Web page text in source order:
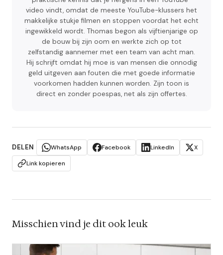
video vindt, omdat de meeste YouTube-klussers het
makkelijke stukje filmen en stoppen voordat het echt
ingewikkeld wordt. Thomas begon als vijftienjarige op
de bouw bij zijn oom en werkte zich op tot
zelfstandig aannemer met een team van acht man.
Hij schrijft omdat hij moe is van mensen die onnodig
geld uitgeven aan fouten die met goede informatie
voorkomen hadden kunnen worden. Zijn toon is
direct en zonder poespas, net als zijn offertes.
DELEN WhatsApp Facebook LinkedIn
X
Link kopieren
Misschien vind je dit ook leuk